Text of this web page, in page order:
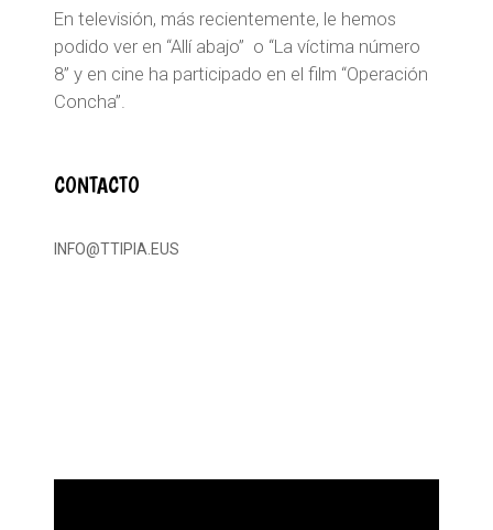
En televisión, más recientemente, le hemos
podido ver en “Allí abajo” o “La víctima número
8” y en cine ha participado en el film “Operación
Concha”.
CONTACTO
INFO@TTIPIA.EUS